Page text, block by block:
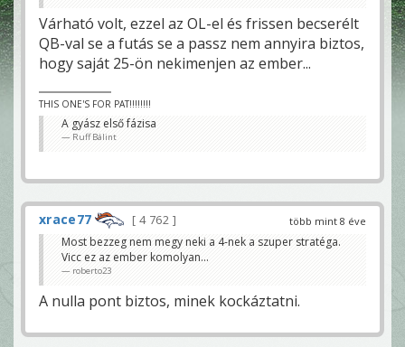
Várható volt, ezzel az OL-el és frissen becserélt
QB-val se a futás se a passz nem annyira biztos,
hogy saját 25-ön nekimenjen az ember...
THIS ONE'S FOR PAT!!!!!!!!
A gyász első fázisa
Ruff Bálint
több mint 8 éve
xrace77
4 762
Most bezzeg nem megy neki a 4-nek a szuper stratéga.
Vicc ez az ember komolyan...
roberto23
A nulla pont biztos, minek kockáztatni.